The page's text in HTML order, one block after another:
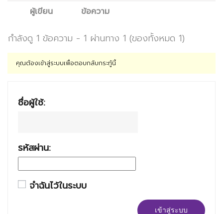
ผู้เขียน
ข้อความ
กำลังดู 1 ข้อความ - 1 ผ่านทาง 1 (ของทั้งหมด 1)
คุณต้องเข้าสู่ระบบเพื่อตอบกลับกระทู้นี้
ชื่อผู้ใช้:
รหัสผ่าน:
จำฉันไว้ในระบบ
เข้าสู่ระบบ